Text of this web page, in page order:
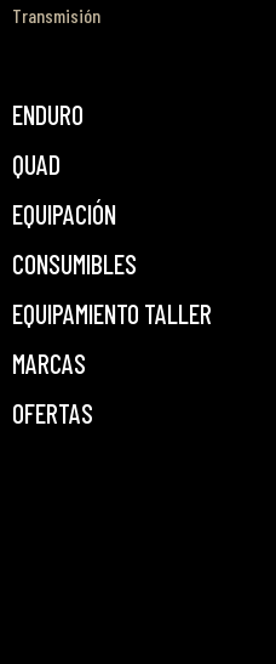
Transmisión
ENDURO
QUAD
EQUIPACIÓN
CONSUMIBLES
EQUIPAMIENTO TALLER
MARCAS
OFERTAS